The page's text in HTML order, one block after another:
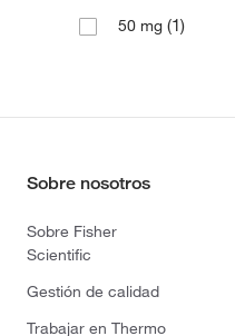
50 mg (1)
Sobre nosotros
Sobre Fisher
Scientific
Gestión de calidad
Trabajar en Thermo